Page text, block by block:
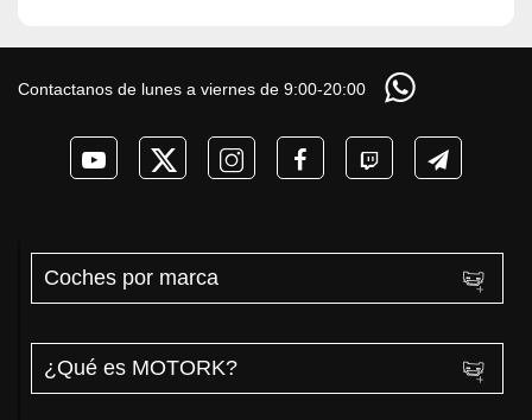
Contactanos de lunes a viernes de 9:00-20:00
Coches por marca
¿Qué es MOTORK?